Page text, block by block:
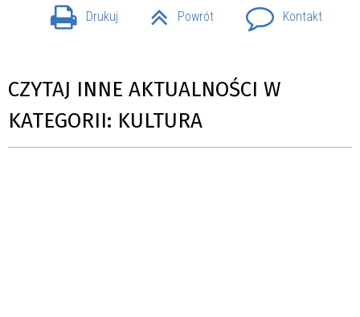
Drukuj Powrót Kontakt
CZYTAJ INNE AKTUALNOŚCI W
KATEGORII: KULTURA